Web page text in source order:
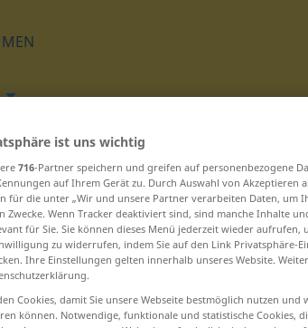
– Jod ... Jubiläum
Johannistag
ist uns wichtig
716-Partner speichern und greifen auf personenbezogene
auf Ihrem Gerät zu. Durch Auswahl von Akzeptieren
für die unter „Wir und unsere Partner verarbeiten Daten, um
Zwecke. Wenn Tracker deaktiviert sind, sind manche Inhalte
für Sie. Sie können dieses Menü jederzeit wieder aufrufen,
zu widerrufen, indem Sie auf den Link Privatsphäre-
Ihre Einstellungen gelten innerhalb unseres Website.
Cookies, damit Sie unsere Webseite bestmöglich nutzen und
können. Notwendige, funktionale und statistische Cookies,